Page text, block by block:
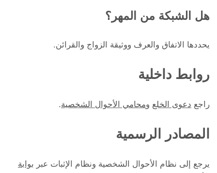
هل الشبكة من المهر؟
يحددها الاتفاق والعرف ووثيقة الزواج والقرائن.
روابط داخلية
راجع دعوى الخلع ومحامي الأحوال الشخصية.
المصادر الرسمية
يرجع إلى نظام الأحوال الشخصية ونظام الإثبات عبر بوابة